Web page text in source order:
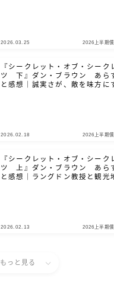
2026.03.25 2026上半期
『シークレット・オブ・シーク
ツ 下』ダン・ブラウン あら
と感想｜誠実さが、敵を味方に
2026.02.18 2026上半期
『シークレット・オブ・シーク
ツ 上』ダン・ブラウン あら
と感想｜ラングドン教授と観光
2026.02.13 2026上半期
もっと見る